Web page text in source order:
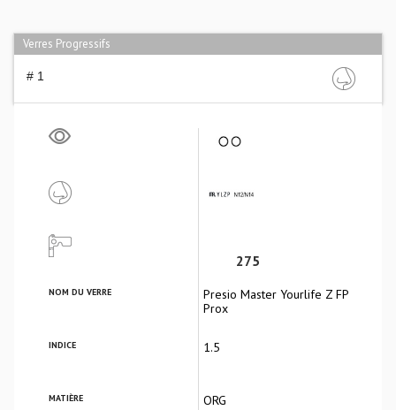
Verres Progressifs
# 1
275
NOM DU VERRE
Presio Master Yourlife Z FP
Prox
INDICE 1.5
MATIÈRE ORG